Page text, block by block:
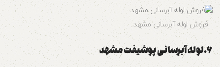
فروش لوله آبرسانی مشهد
۶.لوله‌ آبرسانی پوشیفت مشهد